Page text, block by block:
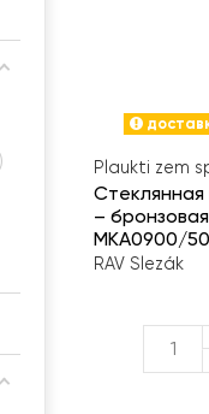
Plaukti zem
Стеклянная
–
MKA0900/
RAV Slezák